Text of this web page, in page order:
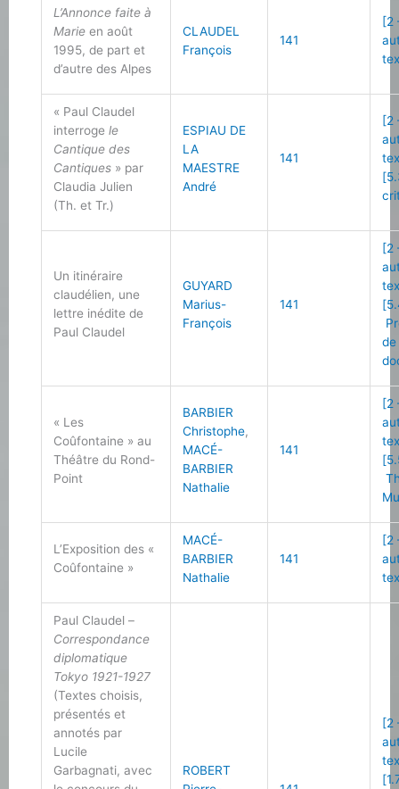
L’Annonce faite à
Marie en août
1995, de part et
d’autre des Alpes
CLAUDEL
François
141
[2
« Paul Claudel
interrogele
Cantique des
Cantiques » par
Claudia Julien
(Th. et Tr.)
ESPIAU DE
LA
MAESTRE
André
141
[2
Un itinéraire
claudélien, une
lettre inédite de
Paul Claudel
GUYARD
Marius-
François
141
[2
de
« Les
Coûfontaine » au
Théâtre du Rond-
Point
BARBIER
Christophe,
MACÉ-
BARBIER
Nathalie
141
[2
L’Exposition des «
Coûfontaine »
MACÉ-
BARBIER
Nathalie
141
[2
Paul Claudel –
Correspondance
diplomatique
Tokyo 1921-1927
(Textes choisis,
présentés et
annotés par
Lucile
Garbagnati, avec
ROBERT
[2